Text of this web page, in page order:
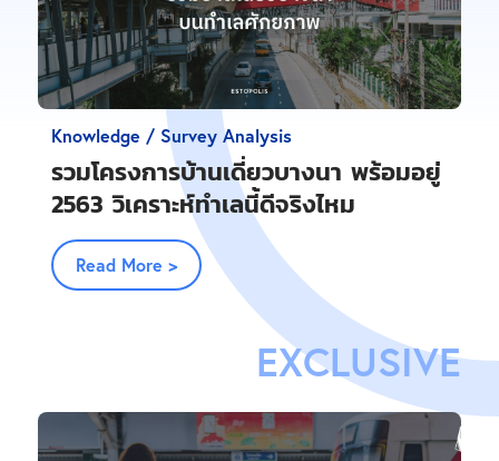
Knowledge / Survey Analysis
รวมโครงการบ้านเดี่ยวบางนา พร้อมอยู่
2563 วิเคราะห์ทำเลนี้ดีจริงไหม
Read More >
EXCLUSIVE